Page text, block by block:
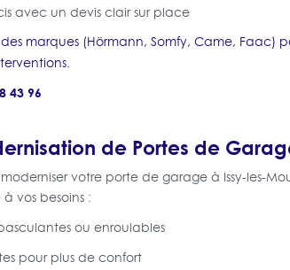
avec un devis clair sur place
marques (Hörmann, Somfy, Came, Faac)
43 96
de Portes de
votre porte de garage à Issy-les-
vos besoins :
ou enroulables
pour plus de confort